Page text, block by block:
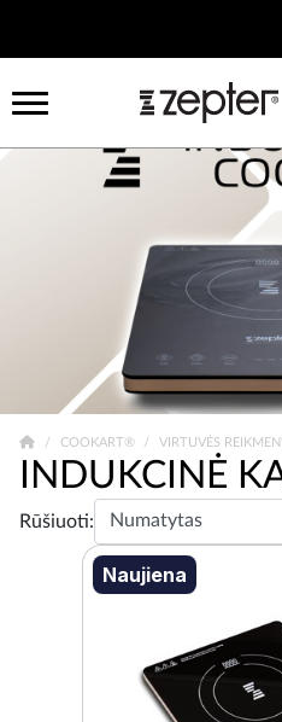
COOKART® VIRTUVĖS
INDUKCINĖ
Rūšiuoti:
Naujiena